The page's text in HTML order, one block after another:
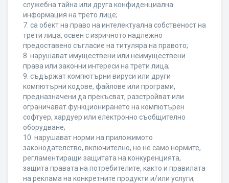
служебна тайна или друга конфиденциална
информация на трето лице;
7. са обект на право на интелектуална собственост на
трети лица, освен с изричното надлежно
предоставено съгласие на титуляра на правото;
8. нарушават имуществени или неимуществени
права или законни интереси на трети лица;
9. съдържат компютърни вируси или други
компютърни кодове, файлове или програми,
предназначени да прекъсват, разстройват или
ограничават функционирането на компютърен
софтуер, хардуер или електронно съобщително
оборудване;
10. нарушават норми на приложимото
законодателство, включително, но не само нормите,
регламентиращи защитата на конкуренцията,
защита правата на потребителите, както и правилата
на реклама на конкретните продукти и/или услуги;